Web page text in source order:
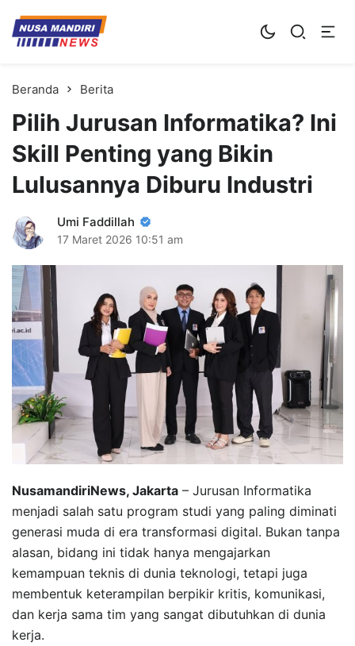
Kampus Digital Bisnis
Universitas Nusa Mandiri
Beranda Berita
Pilih Jurusan Informatika? Ini
Skill Penting yang Bikin
Lulusannya Diburu Industri
Umi Faddillah
17 Maret 2026 10:51 am
NusamandiriNews, Jakarta – Jurusan Informatika
menjadi salah satu program studi yang paling diminati
generasi muda di era transformasi digital. Bukan tanpa
alasan, bidang ini tidak hanya mengajarkan
kemampuan teknis di dunia teknologi, tetapi juga
membentuk keterampilan berpikir kritis, komunikasi,
dan kerja sama tim yang sangat dibutuhkan di dunia
kerja.